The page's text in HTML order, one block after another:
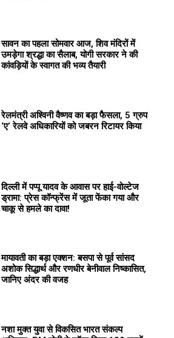
सावन का पहला सोमवार आज, शिव मंदिरों में
उमड़ेगा श्रद्धा का सैलाब, योगी सरकार ने की
कांवड़ियों के स्वागत की भव्य तैयारी
रेलमंत्री अश्विनी वैष्णव का बड़ा फैसला, 5 ग्रुप
‘ए’ रेलवे अधिकारियों को जबरन रिटायर किया
दिल्ली में पप्पू यादव के आवास पर हाई-वोल्टेज
ड्रामा: प्रेस कॉन्फ्रेंस में जूता फेंका गया और
चाकू से हमले का दावा!
मायावती का बड़ा एक्शन: बसपा से पूर्व सांसद
अशोक सिद्धार्थ और रणधीर बेनीवाल निष्कासित,
जानिए अंदर की वजह
नशा मुक्त युवा से विकसित भारत संकल्प